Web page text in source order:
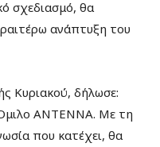
σχεδιασμό, θα
ανάπτυξη του
Κυριακού, δήλωσε:
ΑΝΤΕΝΝΑ. Με τη
που κατέχει, θα